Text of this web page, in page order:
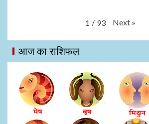
1 / 93 Next »
आज का राशिफल